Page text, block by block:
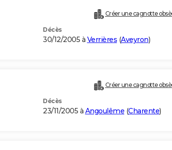
Créer une cagnotte
Décès
30/12/2005 à Verrières (Aveyron)
Créer une cagnotte
Décès
23/11/2005 à Angoulême (Charente)